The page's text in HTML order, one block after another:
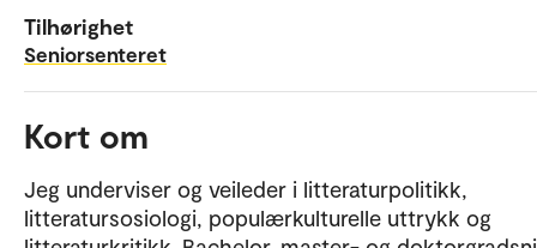
Tilhørighet
Seniorsenteret
Kort om
Jeg underviser og veileder i litteraturpolitikk,
litteratursosiologi, populærkulturelle uttrykk og